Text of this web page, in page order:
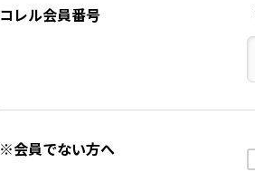
コレル会員番号
※会員でない方へ